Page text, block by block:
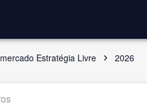
Estratégia Livre 2026